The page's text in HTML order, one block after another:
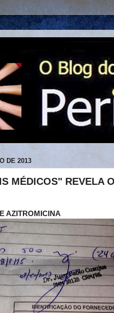
DE 2013
MÉDICOS" REVELA
AZITROMICINA